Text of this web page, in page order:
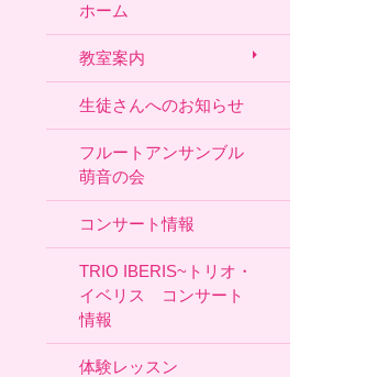
ホーム
教室案内
生徒さんへのお知らせ
フルートアンサンブル
萌音の会
コンサート情報
TRIO IBERIS~トリオ・
イベリス コンサート
情報
体験レッスン